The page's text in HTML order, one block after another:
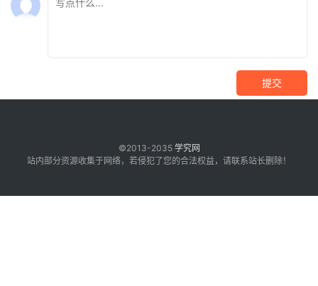
提交
©2013-2035 学究网
站内部分资源收集于网络，若侵犯了您的合法权益，请联系站长删除！